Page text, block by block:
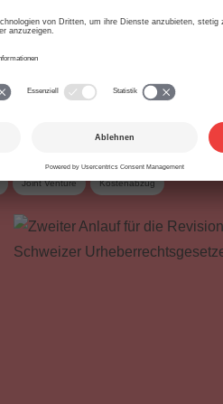
Joint Venture Kostenabzug